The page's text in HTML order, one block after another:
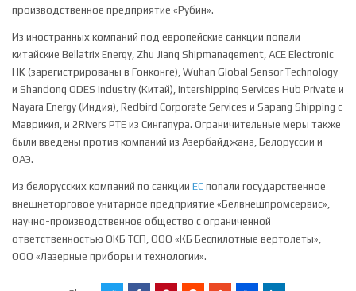
производственное предприятие «Рубин».
Из иностранных компаний под европейские санкции попали
китайские Bellatrix Energy, Zhu Jiang Shipmanagement, ACE Electronic
HK (зарегистрированы в Гонконге), Wuhan Global Sensor Technology
и Shandong ODES Industry (Китай), Intershipping Services Hub Private и
Nayara Energy (Индия), Redbird Corporate Services и Sapang Shipping с
Маврикия, и 2Rivers PTE из Сингапура. Ограничительные меры также
были введены против компаний из Азербайджана, Белоруссии и
ОАЭ.
Из белорусских компаний по санкции ЕС попали государственное
внешнеторговое унитарное предприятие «Белвнешпромсервис»,
научно-производственное общество с ограниченной
ответственностью ОКБ ТСП, ООО «КБ Беспилотные вертолеты»,
ООО «Лазерные приборы и технологии».